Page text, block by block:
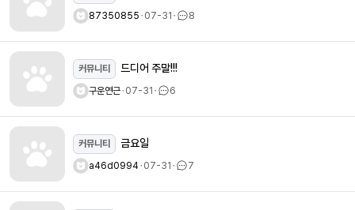
87350855ㆍ07-31ㆍ 8
커뮤니티 드디어 주말!!!
구운연근ㆍ07-31ㆍ 6
커뮤니티 금요일
a46d0994ㆍ07-31ㆍ 7